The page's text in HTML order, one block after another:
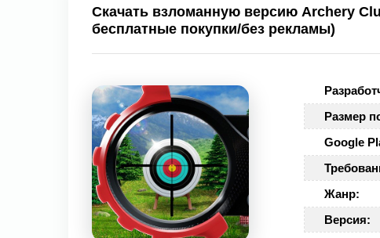
Скачать взломанную версию Archery
бесплатные покупки/без рекламы)
Размер
Google
Жанр:
Версия: